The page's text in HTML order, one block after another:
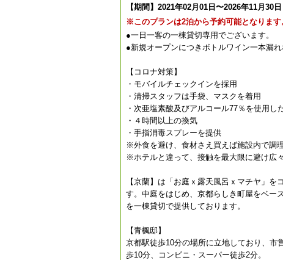
【期間】2021年02月01日〜2026年11月30日
※このプランは2泊から予約可能となります
●一日一客の一棟貸切専用でございます。
●新規オープンにつきボトルワイン一本漏れ
【コロナ対策】
・モバイルチェックインを採用
・清掃スタッフは手袋、マスクを着用
・次亜塩素酸及びアルコール77％を使用し
・４時間以上の換気
・手指消毒スプレーを提供
※外食を避け、食材さえ買えば施設内で調
※ホテルと違って、接触を最大限に避け広
【京蘭】は「お庭ｘ露天風呂ｘマチヤ」
す。中庭をはじめ、京都らしき町屋をベー
を一棟貸切で提供しております。
【青楓邸】
京都駅徒歩10分の場所に立地しており、市
歩10分、コンビニ・スーパー徒歩2分。